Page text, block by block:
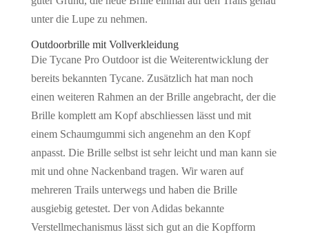
unter die Lupe zu nehmen.
Outdoorbrille mit Vollverkleidung
Die Tycane Pro Outdoor ist die Weiterentwicklung der
bereits bekannten Tycane. Zusätzlich hat man noch
einen weiteren Rahmen an der Brille angebracht, der die
Brille komplett am Kopf abschliessen lässt und mit
einem Schaumgummi sich angenehm an den Kopf
anpasst. Die Brille selbst ist sehr leicht und man kann sie
mit und ohne Nackenband tragen. Wir waren auf
mehreren Trails unterwegs und haben die Brille
ausgiebig getestet. Der von Adidas bekannte
Verstellmechanismus lässt sich gut an die Kopfform